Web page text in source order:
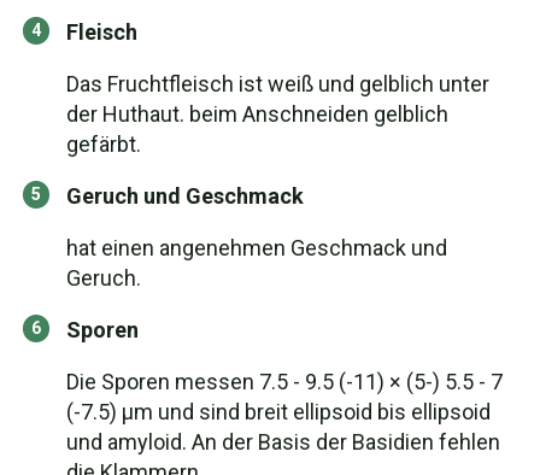
Fleisch
Das Fruchtfleisch ist weiß und gelblich unter
der Huthaut. beim Anschneiden gelblich
gefärbt.
Geruch und Geschmack
hat einen angenehmen Geschmack und
Geruch.
Sporen
Die Sporen messen 7.5 - 9.5 (-11) × (5-) 5.5 - 7
(-7.5) µm und sind breit ellipsoid bis ellipsoid
und amyloid. An der Basis der Basidien fehlen